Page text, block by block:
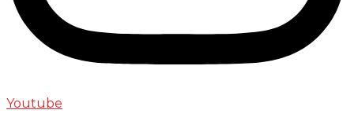
Youtube